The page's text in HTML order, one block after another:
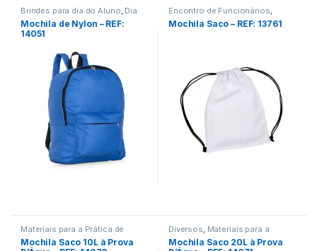
Brindes para dia do Aluno, Dia
das Crianças,Encontro de
Funcionários,Materiais para a
Prática de Esportes
Mochila de Nylon – REF:
14051
Encontro de Funcionários,
Materiais para a Prática de
Esportes,Viagem/Lazer/Uso
Mochila Saco – REF: 13761
Materiais para a Prática de
Esportes ,Viagem/Lazer/Uso
Pessoal
Mochila Saco 10L à Prova
Diversos, Materiais para a
Prática de Esportes,
Viagem/Lazer/Uso Pessoal
Mochila Saco 20L à Prova